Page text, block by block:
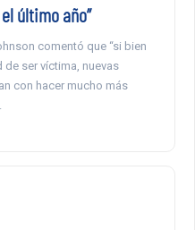
último año”
comentó que “si bien
ser víctima, nuevas
con hacer mucho más